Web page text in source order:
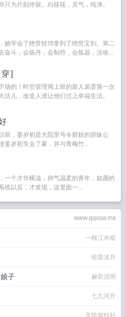
只为片刻停留。白筱筱，灵气，纯净。
她学会了绝世轻功拿到了绝世宝剑。第二
奋斗，会炼丹，会制符，会炼器，没啥...
]
场的！时空管理局上班的新人裴彦第一次
活儿，改造人渣让他们过上幸福生活。
前，姜岁初是大院里号令群娃的骄纵公
姜岁初失去了家，并与青梅竹...
一个才华横溢，帅气温柔的青年，如愿的
统以后，才发现，这里面一...
www.qqxsw.mx
一根江米棍
暗星淡月
子 赫奕流明
七九河开
灵陌紫钰轩